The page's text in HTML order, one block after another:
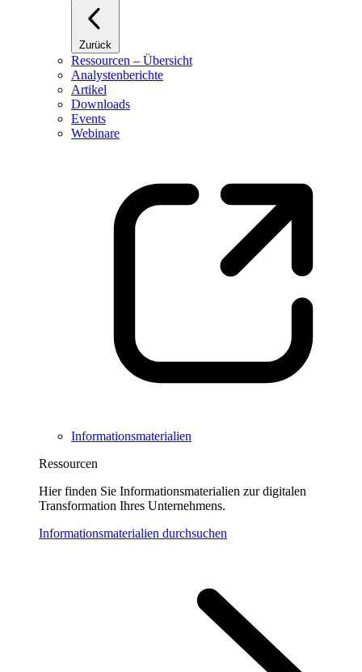
Zurück
Ressourcen – Übersicht
Analystenberichte
Artikel
Downloads
Events
Webinare
Informationsmaterialien
Ressourcen
Hier finden Sie Informationsmaterialien zur digitalen
Transformation Ihres Unternehmens.
Informationsmaterialien durchsuchen